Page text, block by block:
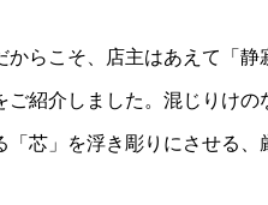
からこそ、店主はあえて「
紹介しました。混じりけ
芯」を浮き彫りにさせる、